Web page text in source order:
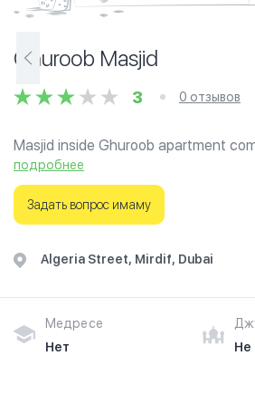
Ghuroob Masjid
3 0 отзывов
Masjid inside Ghuroob apartment
подробнее
Задать вопрос имаму
Algeria Street, Mirdif, Dubai
Медресе
Нет
Не